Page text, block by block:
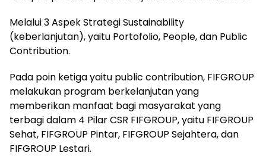
Melalui 3 Aspek Strategi Sustainability
(keberlanjutan), yaitu Portofolio, People, dan Public
Contribution.
Pada poin ketiga yaitu public contribution, FIFGROUP
melakukan program berkelanjutan yang
memberikan manfaat bagi masyarakat yang
terbagi dalam 4 Pilar CSR FIFGROUP, yaitu FIFGROUP
Sehat, FIFGROUP Pintar, FIFGROUP Sejahtera, dan
FIFGROUP Lestari.